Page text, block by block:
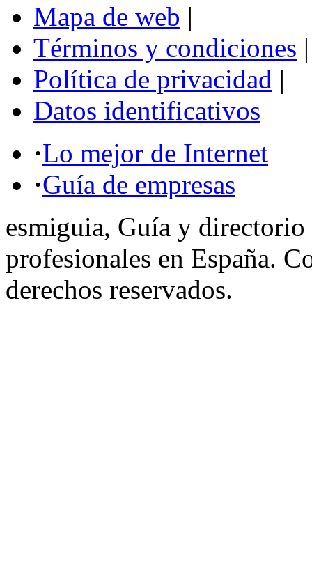
Mapa de web |
Términos y condiciones |
Política de privacidad |
Datos identificativos
·Lo mejor de Internet
·Guía de empresas
esmiguia, Guía y directorio
profesionales en España.
derechos reservados.